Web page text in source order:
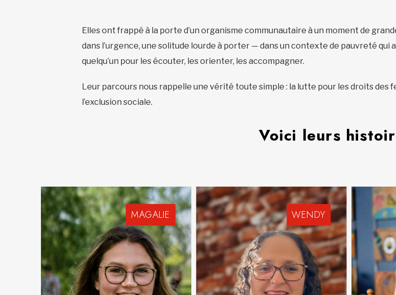
Elles ont frappé à la porte d’un organisme communautaire à un moment de
dans l’urgence, une solitude lourde à porter — dans un contexte de pauvreté qui
quelqu’un pour les écouter, les orienter, les accompagner.
Leur parcours nous rappelle une vérité toute simple : la lutte pour les droits des
l’exclusion sociale.
Voici leurs
MAGALIE WENDY